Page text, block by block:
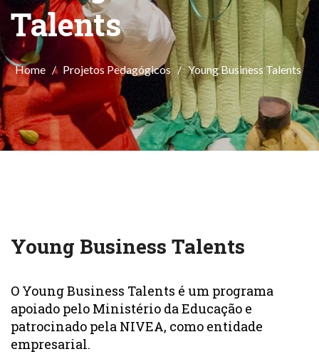
Talents
Home / Projetos Pedagógicos /Young Business Talents
Young Business Talents
O Young Business Talents é um programa
apoiado pelo Ministério da Educação e
patrocinado pela NIVEA, como entidade
empresarial.